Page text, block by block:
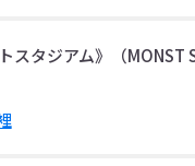
タジアム》（MONST